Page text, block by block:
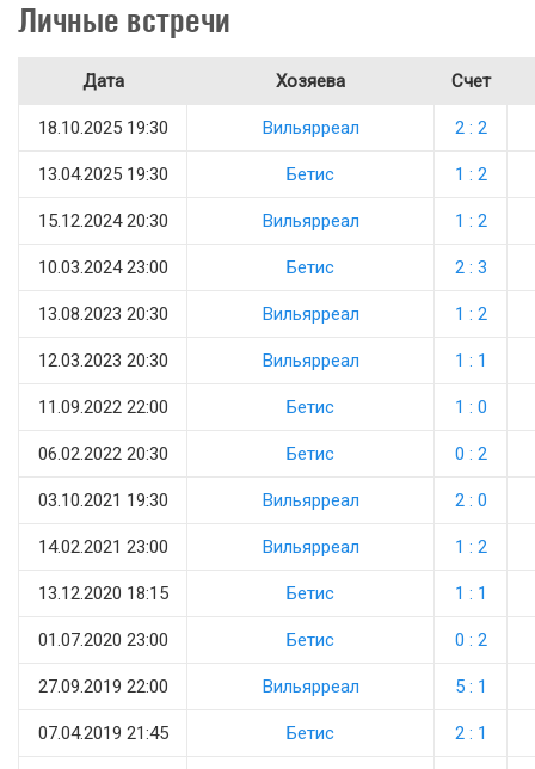
Личные встречи
Дата Хозяева Счет
18.10.2025 19:30 Вильярреал 2 : 2
13.04.2025 19:30 Бетис 1 : 2
15.12.2024 20:30 Вильярреал 1 : 2
10.03.2024 23:00 Бетис 2 : 3
13.08.2023 20:30 Вильярреал 1 : 2
12.03.2023 20:30 Вильярреал 1 : 1
11.09.2022 22:00 Бетис 1 : 0
06.02.2022 20:30 Бетис 0 : 2
03.10.2021 19:30 Вильярреал 2 : 0
14.02.2021 23:00 Вильярреал 1 : 2
13.12.2020 18:15 Бетис 1 : 1
01.07.2020 23:00 Бетис 0 : 2
27.09.2019 22:00 Вильярреал 5 : 1
07.04.2019 21:45 Бетис 2 : 1